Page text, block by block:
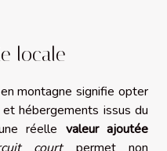
locale
montagne signifie opter
hébergements issus du
réelle valeur ajoutée